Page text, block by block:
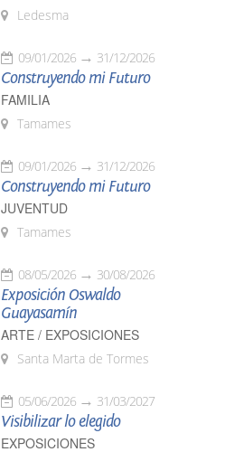
Ledesma
09/01/2026 31/12/2026
Construyendo mi Futuro
FAMILIA
Tamames
09/01/2026 31/12/2026
Construyendo mi Futuro
JUVENTUD
Tamames
08/05/2026 30/08/2026
Exposición Oswaldo
Guayasamín
ARTE / EXPOSICIONES
Santa Marta de Tormes
05/06/2026 31/03/2027
Visibilizar lo elegido
EXPOSICIONES